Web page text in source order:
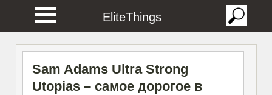
EliteThings
Sam Adams Ultra Strong
Utopias – самое дорогое в